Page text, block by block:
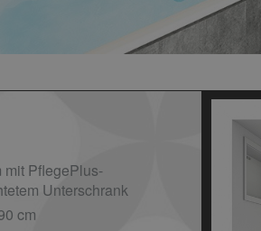
PflegePlus-
Unterschrank
cm